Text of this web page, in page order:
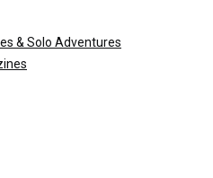
& Solo Adventures